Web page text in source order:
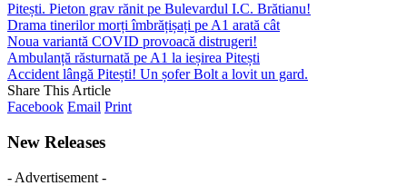
Pitești. Pieton grav rănit pe Bulevardul I.C. Brătianu!
Drama tinerilor morți îmbrățișați pe A1 arată cât
Noua variantă COVID provoacă distrugeri!
Ambulanță răsturnată pe A1 la ieșirea Pitești
Accident lângă Pitești! Un șofer Bolt a lovit un gard.
Share This Article
Facebook Email Print
New Releases
- Advertisement -